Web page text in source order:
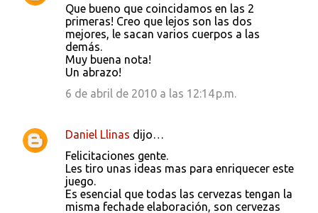
Que bueno que coincidamos en las 2
primeras! Creo que lejos son las dos
mejores, le sacan varios cuerpos a las
demás.
Muy buena nota!
Un abrazo!
6 de abril de 2010 a las 12:14 p.m.
Daniel Llinas dijo…
Felicitaciones gente.
Les tiro unas ideas mas para enriquecer este
juego.
Es esencial que todas las cervezas tengan la
misma fechade elaboración, son cervezas